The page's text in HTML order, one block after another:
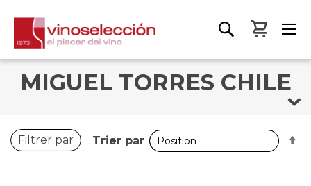
Mon
MIGUEL TORRES CHILE
Filtrer par Trier par
Trier par